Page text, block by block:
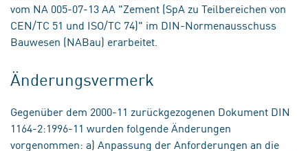
vom NA 005-07-13 AA "Zement (SpA zu Teilbereichen von
CEN/TC 51 und ISO/TC 74)" im DIN-Normenausschuss
Bauwesen (NABau) erarbeitet.
Änderungsvermerk
Gegenüber dem 2000-11 zurückgezogenen Dokument DIN
1164-2:1996-11 wurden folgende Änderungen
vorgenommen: a) Anpassung der Anforderungen an die